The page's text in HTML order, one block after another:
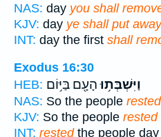
NAS: day you shall
KJV: day ye shall put away
INT: day the first shall
Exodus 16:30
HEB:
וַיִּשְׁבְּת֥וּהָעָ֖ם בַּיּ֥וֹם
NAS: So the people rested
KJV: So the people rested
INT: restedthe people day